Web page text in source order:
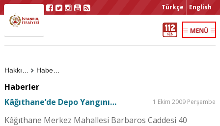
Türkçe English
Haberler
Haberler
Kâğıthane’de Depo Yangını…
1 Ekim 2009 Perşembe
Kâğıthane Merkez Mahallesi Barbaros Caddesi 40